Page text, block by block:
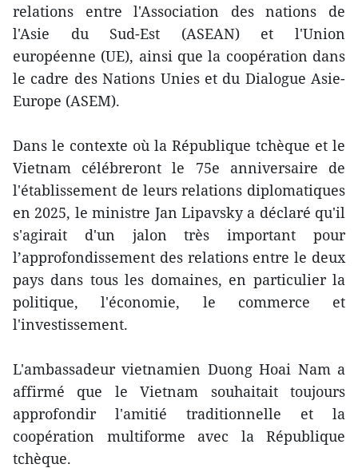
relations entre l'Association des nations de
l'Asie du Sud-Est (ASEAN) et l'Union
européenne (UE), ainsi que la coopération dans
le cadre des Nations Unies et du Dialogue Asie-
Europe (ASEM).
Dans le contexte où la République tchèque et le
Vietnam célébreront le 75e anniversaire de
l'établissement de leurs relations diplomatiques
en 2025, le ministre Jan Lipavsky a déclaré qu'il
s'agirait d'un jalon très important pour
l’approfondissement des relations entre le deux
pays dans tous les domaines, en particulier la
politique, l'économie, le commerce et
l'investissement.
L'ambassadeur vietnamien Duong Hoai Nam a
affirmé que le Vietnam souhaitait toujours
approfondir l'amitié traditionnelle et la
coopération multiforme avec la République
tchèque.